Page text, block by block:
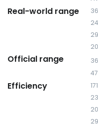
Real-world range
Official range
Efficiency